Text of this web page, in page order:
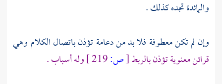
والمائدة تجده كذلك .
وإن لم تكن معطوفة فلا بد من دعامة تؤذن باتصال الكلام وهي
قرائن معنوية تؤذن بالربط[ص:
وله أسباب .